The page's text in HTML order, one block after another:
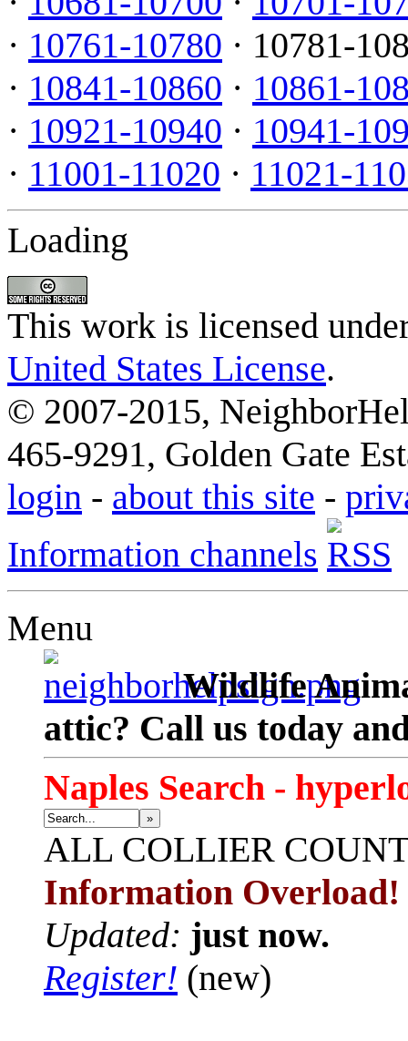
· 10761-10780 · 10781-
· 10841-10860 · 10861-
· 10921-10940 · 10941-
· 11001-11020 · 11021-
Loading
This work is licensed
United States License.
© 2007-2015,
465-9291, Golden Gate
login - about this site -
Information channels
Menu
Wildlife
attic? Call us today
Naples Search -
»
ALL COLLIER
Information Overload!
Updated: just now.
Register! (new)